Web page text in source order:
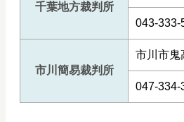
千葉地方裁判所
043-333-
市川簡易裁判所
市川市鬼
047-334-